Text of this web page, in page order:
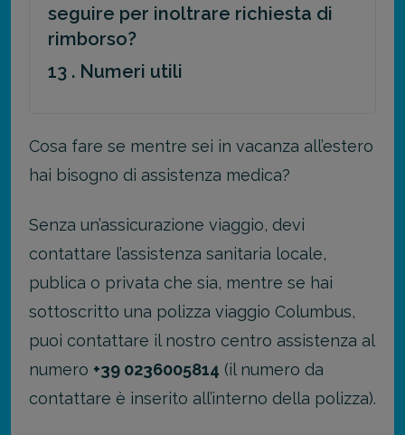
seguire per inoltrare richiesta di
rimborso?
13 . Numeri utili
Cosa fare se mentre sei in vacanza all’estero
hai bisogno di assistenza medica?
Senza un’assicurazione viaggio, devi
contattare l’assistenza sanitaria locale,
publica o privata che sia, mentre se hai
sottoscritto una polizza viaggio Columbus,
puoi contattare il nostro centro assistenza al
numero +39 0236005814 (il numero da
contattare è inserito all’interno della polizza).